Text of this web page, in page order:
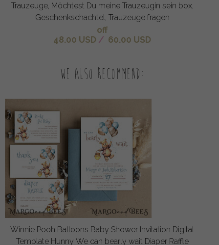
Trauzeuge, Möchtest Du meine Trauzeugin sein box,
Geschenkschachtel, Trauzeuge fragen
off
48.00 USD / 60.00 USD
We also recommend:
Winnie Pooh Balloons Baby Shower Invitation Digital
Template Hunny We can bearly wait Diaper Raffle